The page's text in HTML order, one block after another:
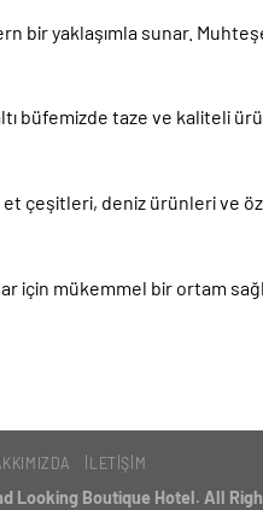
bir yaklaşımla sunar.
büfemizde taze ve kaliteli
çeşitleri, deniz ürünleri ve
için mükemmel bir ortam
İLETIŞIM
Looking Boutique Hotel. All